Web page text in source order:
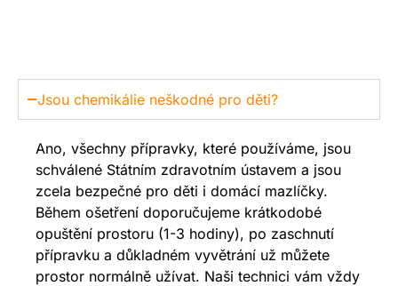
Jsou chemikálie neškodné pro děti?
Ano, všechny přípravky, které používáme, jsou
schválené Státním zdravotním ústavem a jsou
zcela bezpečné pro děti i domácí mazlíčky.
Během ošetření doporučujeme krátkodobé
opuštění prostoru (1-3 hodiny), po zaschnutí
přípravku a důkladném vyvětrání už můžete
prostor normálně užívat. Naši technici vám vždy